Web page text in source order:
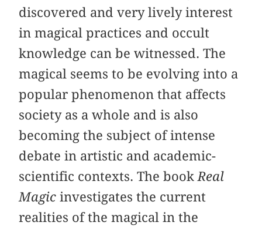
discovered and very lively interest
in magical practices and occult
knowledge can be witnessed. The
magical seems to be evolving into a
popular phenomenon that affects
society as a whole and is also
becoming the subject of intense
debate in artistic and academic-
scientific contexts. The book Real
Magic investigates the current
realities of the magical in the